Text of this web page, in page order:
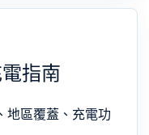
指南
區覆蓋、充電功